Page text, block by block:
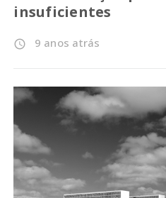
insuficientes
access_time 9 anos atrás